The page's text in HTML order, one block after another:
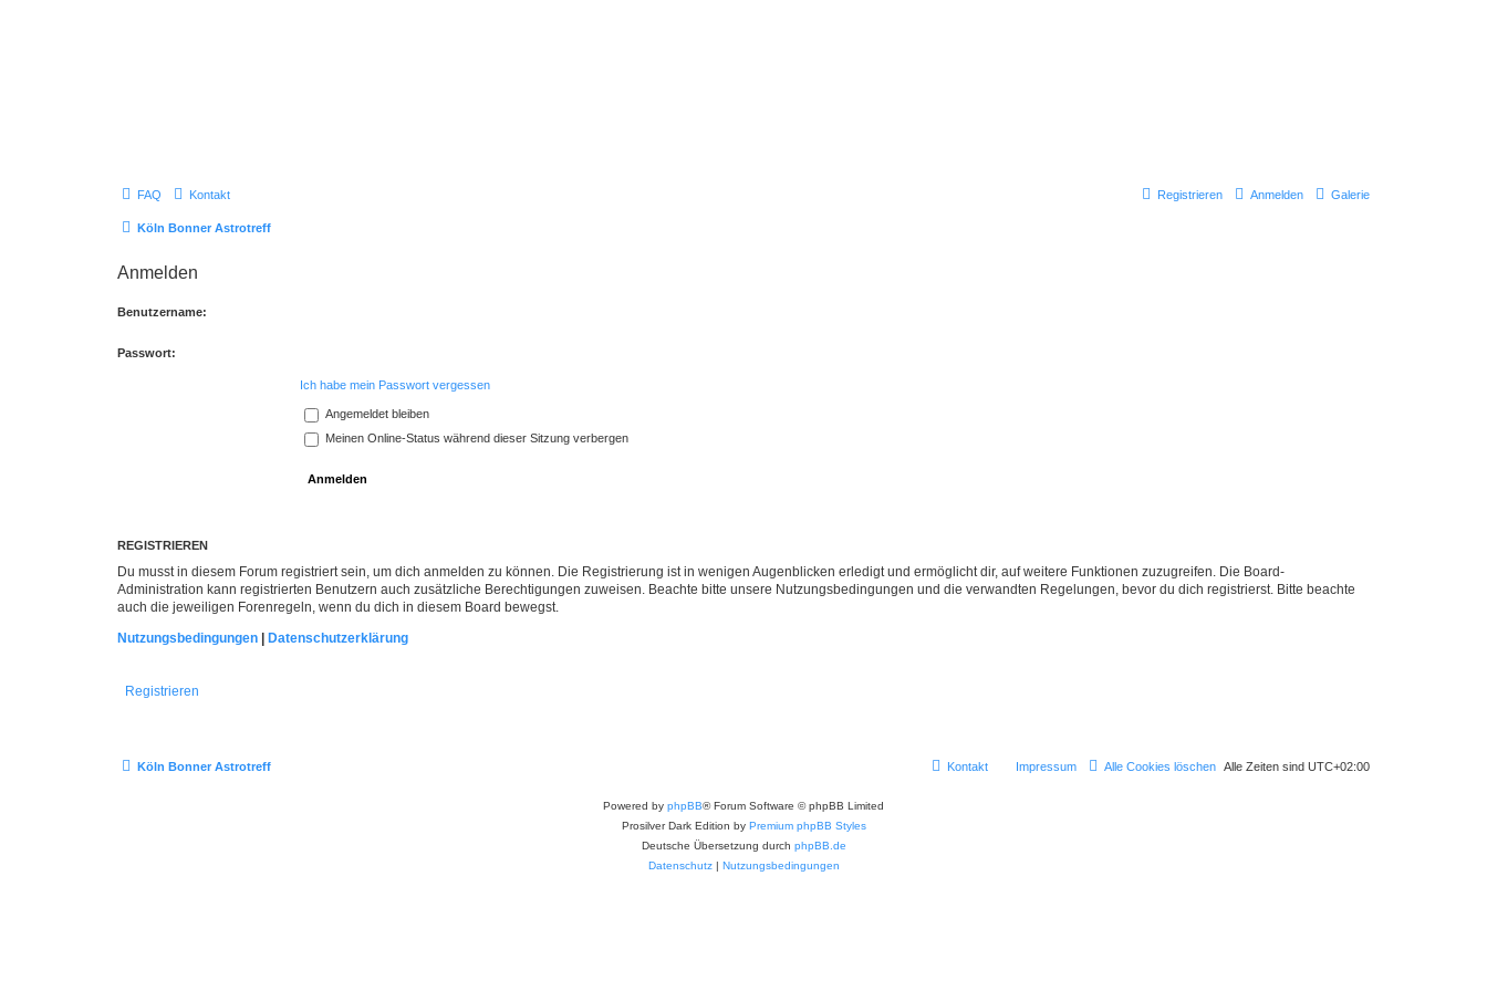
Galerie
FAQ Kontakt Anmelden
Registrieren
Köln Bonner Astrotreff
Anmelden
Benutzername:
Passwort:
Ich habe mein Passwort vergessen
Angemeldet bleiben
Meinen Online-Status während dieser Sitzung verbergen
REGISTRIEREN
Du musst in diesem Forum registriert sein, um dich anmelden zu können. Die Registrierung ist in wenigen Augenblicken erledigt und ermöglicht dir, auf weitere Funktionen zuzugreifen. Die Board-
Administration kann registrierten Benutzern auch zusätzliche Berechtigungen zuweisen. Beachte bitte unsere Nutzungsbedingungen und die verwandten Regelungen, bevor du dich registrierst. Bitte beachte
auch die jeweiligen Forenregeln, wenn du dich in diesem Board bewegst.
Nutzungsbedingungen | Datenschutzerklärung
Registrieren
Köln Bonner Astrotreff Alle Zeiten sind UTC+02:00
Alle Cookies löschen
Impressum
Kontakt
Powered by phpBB® Forum Software © phpBB Limited
Prosilver Dark Edition by Premium phpBB Styles
Deutsche Übersetzung durch phpBB.de
Datenschutz| Nutzungsbedingungen